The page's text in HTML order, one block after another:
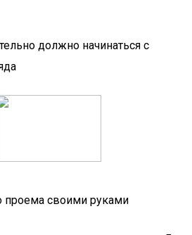
должно начинаться с
проема своими руками